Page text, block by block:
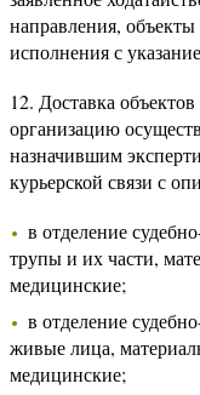
направления,
исполнения с
12. Доставка
организацию
назначившим
курьерской связи с
в отделение
трупы и их части,
медицинские;
в отделение
живые лица,
медицинские;